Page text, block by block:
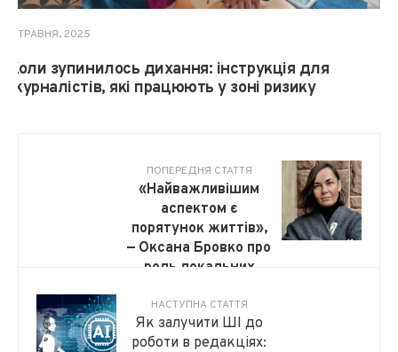
2 ТРАВНЯ, 2025
Коли зупинилось дихання: інструкція для
журналістів, які працюють у зоні ризику
ПОПЕРЕДНЯ СТАТТЯ
«Найважливішим
аспектом є
порятунок життів»,
— Оксана Бровко про
роль локальних
НАСТУПНА СТАТТЯ
Як залучити ШІ до
роботи в редакціях: